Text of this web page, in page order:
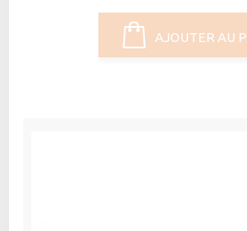
AJOUTER AU